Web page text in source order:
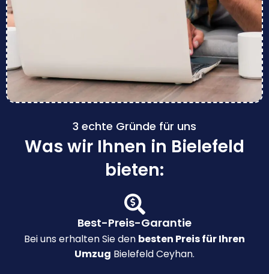
3 echte Gründe für uns
Was wir Ihnen in Bielefeld
bieten:
Best-Preis-Garantie
Bei uns erhalten Sie den besten Preis für Ihren
Umzug Bielefeld Ceyhan.